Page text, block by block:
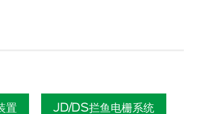
置 JD/DS拦鱼电栅系统